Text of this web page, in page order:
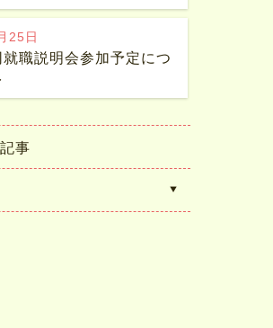
25日
就職説明会参加予定につ
事